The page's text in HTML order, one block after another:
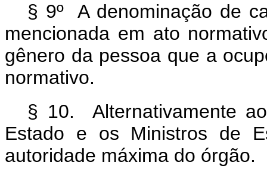
§ 9º A denominação de
mencionada em ato
gênero da pessoa que a
normativo.
§ 10. Alternativamente
Estado e os Ministros de
autoridade máxima do órgão.